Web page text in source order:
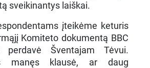
sveikinantys laiškai.
įteikėme keturis
Komiteto dokumentą BBC
perdavė Šventajam Tėvui.
manęs klausė, ar daug